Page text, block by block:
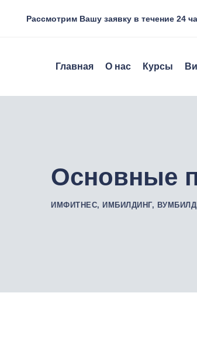
Рассмотрим Вашу заявку в течение 24
Главная О нас Курсы
Основные
ИМФИТНЕС, ИМБИЛДИНГ,